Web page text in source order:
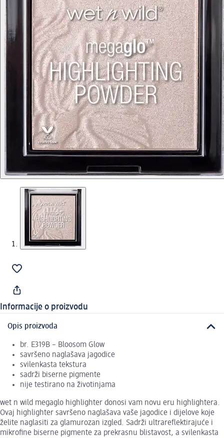
Informacije o proizvodu
Opis proizvoda
br. E319B – Bloosom Glow
savršeno naglašava jagodice
svilenkasta tekstura
sadrži biserne pigmente
nije testirano na životinjama
wet n wild megaglo highlighter donosi vam novu eru highlightera.
Ovaj highlighter savršeno naglašava vaše jagodice i dijelove koje
želite naglasiti za glamurozan izgled. Sadrži ultrareflektirajuće i
mikrofine biserne pigmente za prekrasnu blistavost, a svilenkasta